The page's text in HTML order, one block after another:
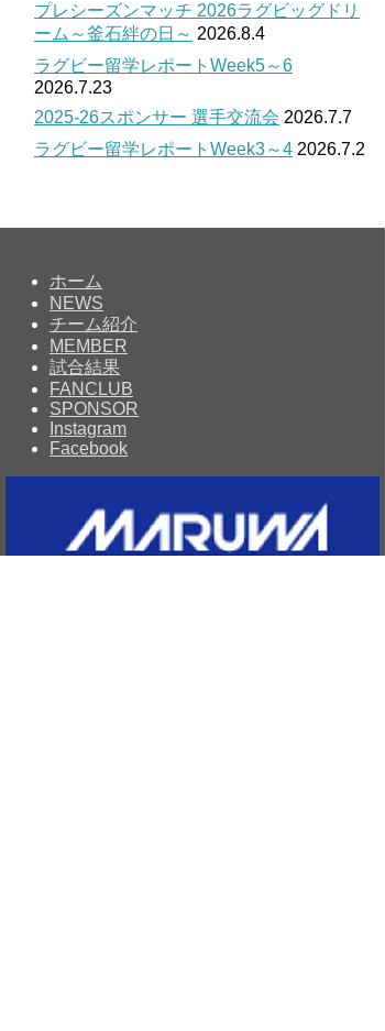
プレシーズンマッチ 2026ラグビッグドリ
ーム～釜石絆の日～ 2026.8.4
ラグビー留学レポートWeek5～6
2026.7.23
2025-26スポンサー 選手交流会 2026.7.7
ラグビー留学レポートWeek3～4 2026.7.2
ホーム
NEWS
チーム紹介
MEMBER
試合結果
FANCLUB
SPONSOR
Instagram
Facebook